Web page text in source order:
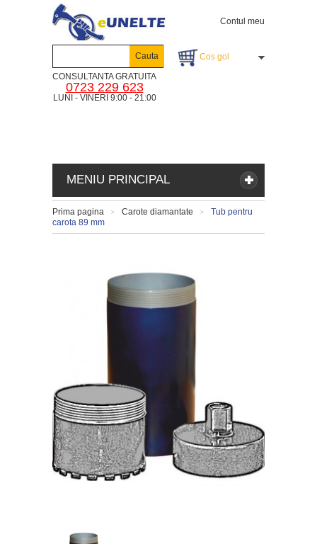
Contul meu
Cos gol
MENIU PRINCIPAL
CONSULTANTA GRATUITA
0723 229 623
LUNI - VINERI 9:00 - 21:00
Cauta
Prima pagina Carote diamantate
Tub pentru
carota 89 mm